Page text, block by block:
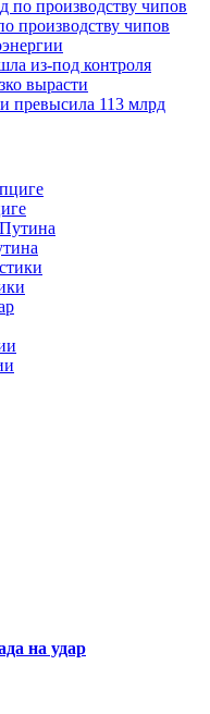
производству чипов
из-под контроля
вырасти
превысила 113 млрд
на удар